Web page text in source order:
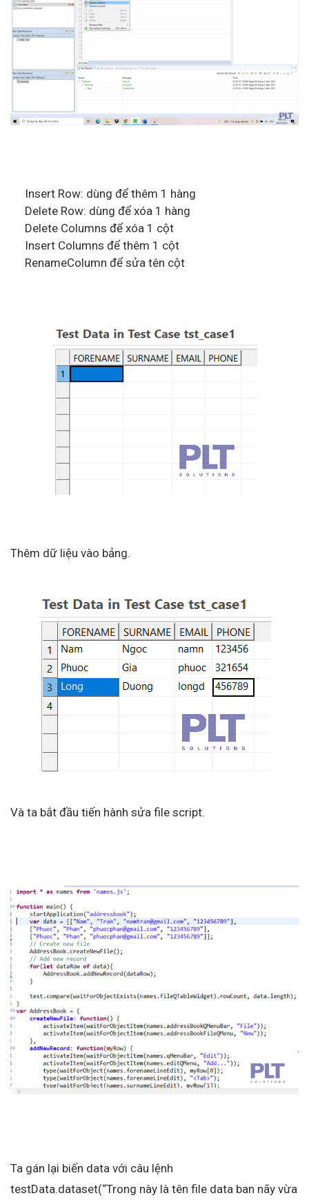
Insert Row: dùng để thêm 1 hàng
Delete Row: dùng để xóa 1 hàng
Delete Columns để xóa 1 cột
Insert Columns để thêm 1 cột
RenameColumn để sửa tên cột
Thêm dữ liệu vào bảng.
Và ta bắt đầu tiến hành sửa file script.
Ta gán lại biến data với câu lệnh
testData.dataset(“Trong này là tên file data ban nãy vừa